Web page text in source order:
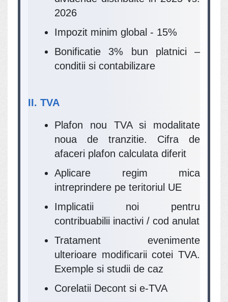
2026
Impozit minim global - 15%
Bonificatie 3% bun platnici –
conditii si contabilizare
II. TVA
Plafon nou TVA si modalitate
noua de tranzitie. Cifra de
afaceri plafon calculata diferit
Aplicare regim mica
intreprindere pe teritoriul UE
Implicatii noi pentru
contribuabilii inactivi / cod anulat
Tratament evenimente
ulterioare modificarii cotei TVA.
Exemple si studii de caz
Corelatii Decont si e-TVA